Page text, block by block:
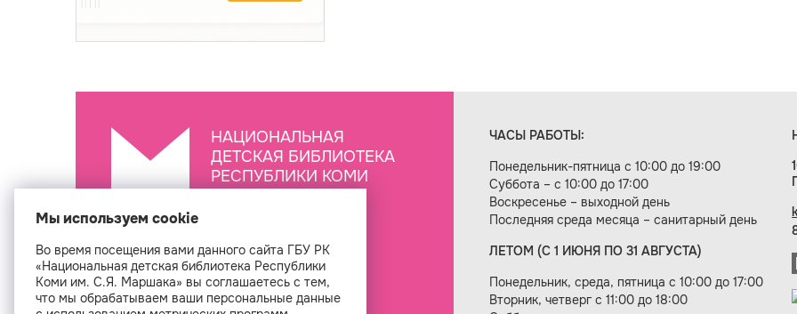
НАЦИОНАЛЬНАЯ
ДЕТСКАЯ БИБЛИОТЕКА
РЕСПУБЛИКИ КОМИ
ЧАСЫ РАБОТЫ:
Понедельник-пятница с 10:00 до 19:00
Суббота – с 10:00 до 17:00
Воскресенье – выходной день
Последняя среда месяца – санитарный день
ЛЕТОМ (С 1 ИЮНЯ ПО 31 АВГУСТА)
Понедельник, среда, пятница с 10:00 до 17:00
Вторник, четверг с 11:00 до 18:00
Создание сайта — веб-студия «Цифровой век»
Мы используем cookie
Во время посещения вами данного сайта ГБУ РК
«Национальная детская библиотека Республики
Коми им. С.Я. Маршака» вы соглашаетесь с тем,
что мы обрабатываем ваши персональные данные